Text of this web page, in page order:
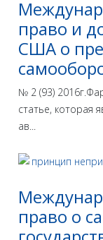
право и
США о
№ 2 (93)
статье, которая
ав...
право о